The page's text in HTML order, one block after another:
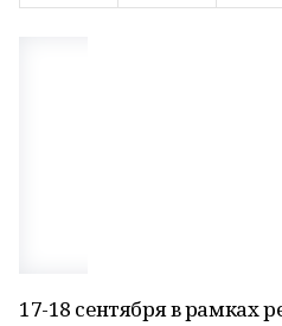
17-18 сентября в рамках